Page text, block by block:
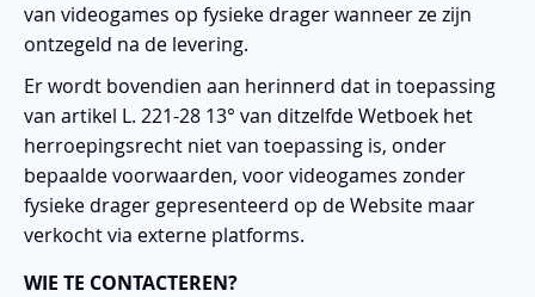
van videogames op fysieke drager wanneer ze zijn
ontzegeld na de levering.
Er wordt bovendien aan herinnerd dat in toepassing
van artikel L. 221-28 13° van ditzelfde Wetboek het
herroepingsrecht niet van toepassing is, onder
bepaalde voorwaarden, voor videogames zonder
fysieke drager gepresenteerd op de Website maar
verkocht via externe platforms.
WIE TE CONTACTEREN?